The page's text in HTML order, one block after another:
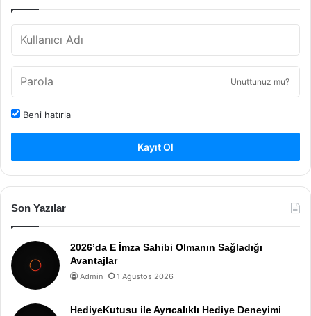
Unuttunuz mu?
Beni hatırla
Kayıt Ol
Son Yazılar
2026’da E İmza Sahibi Olmanın Sağladığı
Avantajlar
Admin 1 Ağustos 2026
HediyeKutusu ile Ayrıcalıklı Hediye Deneyimi